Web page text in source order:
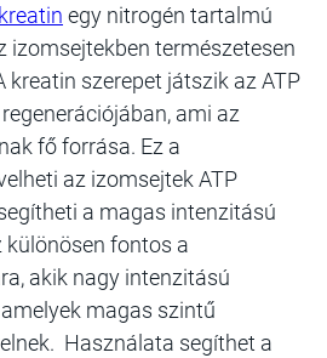
kreatin egy nitrogén tartalmú
izomsejtekben természetesen
kreatin szerepet játszik az ATP
ami az
fő forrása. Ez a
az izomsejtek ATP
a magas intenzitású
különösen fontos a
akik nagy intenzitású
magas szintű
Használata segíthet a